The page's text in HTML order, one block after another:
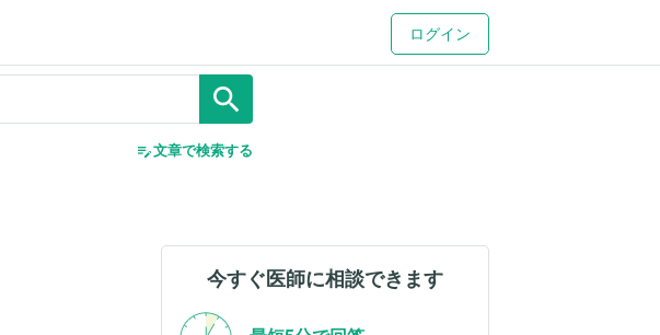
ログイン
search
edit_note文章で検索する
今すぐ医師に相談できます